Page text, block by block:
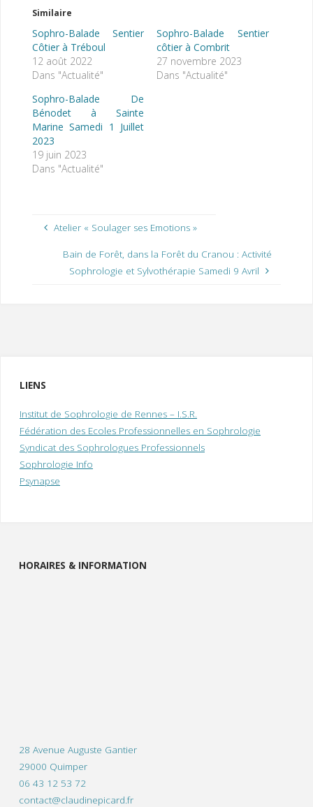
Similaire
Sophro-Balade Sentier
Côtier à Tréboul
12 août 2022
Dans "Actualité"
Sophro-Balade Sentier
côtier à Combrit
27 novembre 2023
Dans "Actualité"
Sophro-Balade De
Bénodet à Sainte
Marine Samedi 1 Juillet
2023
19 juin 2023
Dans "Actualité"
Atelier « Soulager ses Emotions »
Bain de Forêt, dans la Forêt du Cranou : Activité
Sophrologie et Sylvothérapie Samedi 9 Avril
LIENS
Institut de Sophrologie de Rennes – I.S.R.
Fédération des Ecoles Professionnelles en Sophrologie
Syndicat des Sophrologues Professionnels
Sophrologie Info
Psynapse
HORAIRES & INFORMATION
28 Avenue Auguste Gantier
29000 Quimper
06 43 12 53 72
contact@claudinepicard.fr